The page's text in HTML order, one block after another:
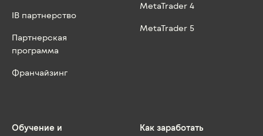
IB партнерство
Партнерская
программа
Франчайзинг
MetaTrader 4
MetaTrader 5
Обучение и
Как заработать